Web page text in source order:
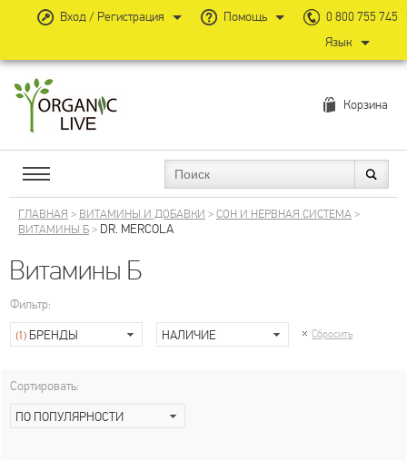
Корзина
ГЛАВНАЯ > ВИТАМИНЫ И ДОБАВКИ >СОН И НЕРВНАЯ СИСТЕМА>
ВИТАМИНЫ Б> DR. MERCOLA
Витамины Б
Фильтр:
(1) БРЕНДЫ НАЛИЧИЕ Сбросить
Сортировать:
ПО ПОПУЛЯРНОСТИ
Вход / Регистрация Помощь
0 800 755 745
Язык